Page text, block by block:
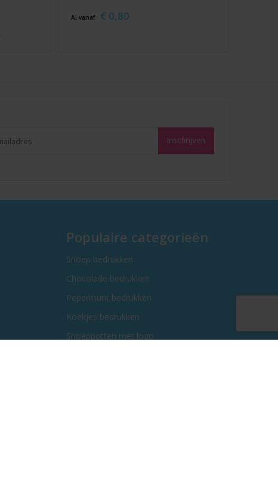
Al vanaf € 0,80
Populaire categorieën
Snoep bedrukken
Chocolade bedrukken
Pepermunt bedrukken
Koekjes bedrukken
Snoeppotten met logo